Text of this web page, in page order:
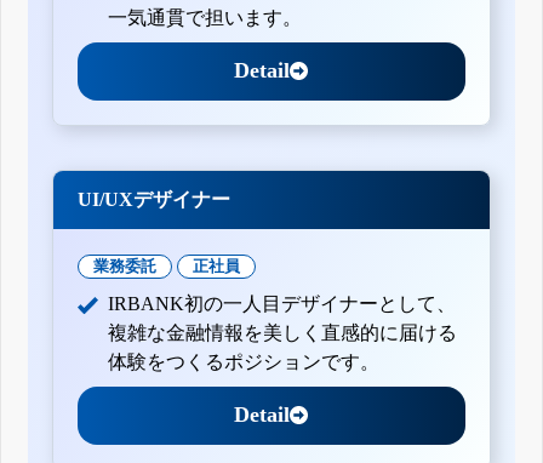
一気通貫で担います。
Detail
UI/UXデザイナー
業務委託 正社員
IRBANK初の一人目デザイナーとして、
複雑な金融情報を美しく直感的に届ける
体験をつくるポジションです。
Detail